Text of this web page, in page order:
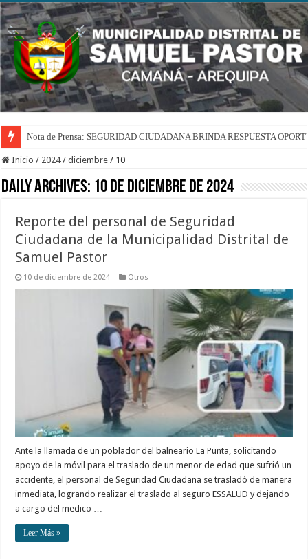
Nota de Prensa: SEGURIDAD CIUDADANA BRINDA RESPUESTA
Inicio / 2024 / diciembre / 10
Daily Archives: 10 de diciembre de 2024
Reporte del personal de Seguridad
Ciudadana de la Municipalidad Distrital de
Samuel Pastor
10 de diciembre de 2024 Otros
Ante la llamada de un poblador del balneario La Punta, solicitando
apoyo de la móvil para el traslado de un menor de edad que sufrió un
accidente, el personal de Seguridad Ciudadana se trasladó de manera
inmediata, logrando realizar el traslado al seguro ESSALUD y dejando
a cargo del medico …
Leer Más »